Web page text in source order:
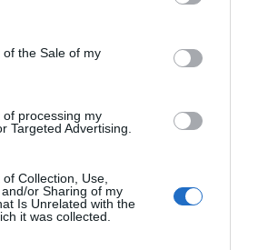
to Google and its third-party tags to
specified purposes in below Google
the Sale of my
processing my
Targeted Advertising.
Collection, Use,
or Sharing of my
Is Unrelated with the
it was collected.
δεν μπορεί να έχει
να γίνουμε κοινωνικά
επιλογή για «να σμίξουμε
εποχή μας, για μια νέα